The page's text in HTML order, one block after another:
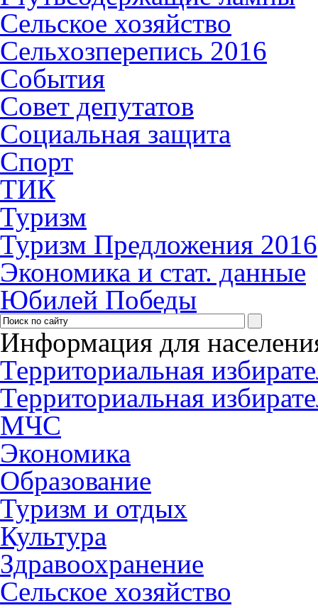
Сельское хозяйство
Сельхозперепись 2016
События
Совет депутатов
Социальная защита
Спорт
ТИК
Туризм
Туризм Предложения 2016
Экономика и стат. данные
Юбилей Победы
Информация для
Территориальная
Территориальная
МЧС
Экономика
Образование
Туризм и отдых
Культура
Здравоохранение
Сельское хозяйство